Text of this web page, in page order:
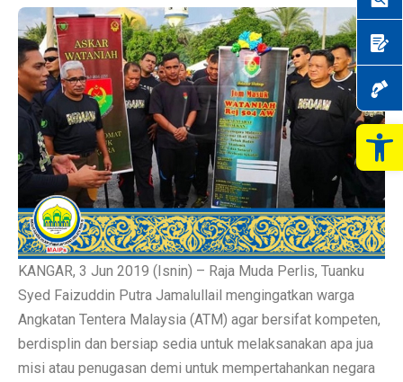
KANGAR, 3 Jun 2019 (Isnin) – Raja Muda Perlis, Tuanku
Syed Faizuddin Putra Jamalullail mengingatkan warga
Angkatan Tentera Malaysia (ATM) agar bersifat kompeten,
berdisplin dan bersiap sedia untuk melaksanakan apa jua
misi atau penugasan demi untuk mempertahankan negara